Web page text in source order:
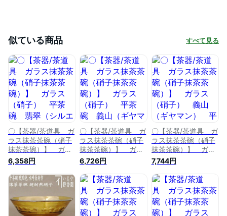
似ている商品 すべて見る
〇【茶器/茶道具 ガ
ラス抹茶茶碗（硝子
抹茶茶碗）】 ガラ
ス（硝子） 平茶
碗 翡翠（シルエッ
ト） 八木海峰作
耐熱硝子
6,358円
〇【茶器/茶道具 ガ
ラス抹茶茶碗（硝子
抹茶茶碗）】 ガラ
ス（硝子） 平茶
碗 義山（ギヤマ
ン） 青楓 東太武
朗作 耐熱硝子
6,726円
〇【茶器/茶道具 ガ
ラス抹茶茶碗（硝子
抹茶茶碗）】 ガラ
ス（硝子） 義山
（ギヤマン） 平茶
碗 月下美人 今岡
妙見作 超耐熱硝子
7,744円